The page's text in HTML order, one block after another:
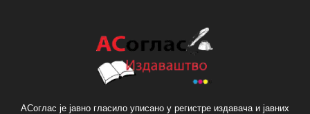
АСоглас је јавно гласило уписано у регистре издавача и јавних